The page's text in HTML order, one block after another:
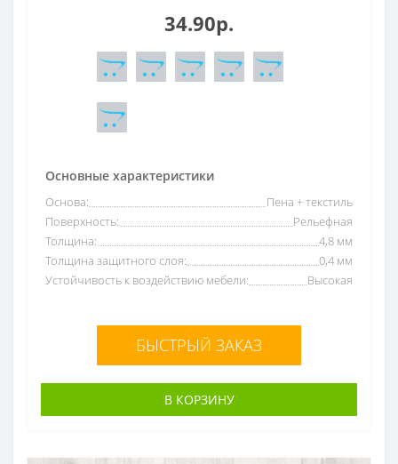
34.90р.
Основные характеристики
Основа:
Пена + текстиль
Поверхность:
Рельефная
Толщина:
4,8 мм
Толщина защитного слоя:
0,4 мм
Устойчивость к воздействию мебели:
Высокая
БЫСТРЫЙ ЗАКАЗ
В КОРЗИНУ